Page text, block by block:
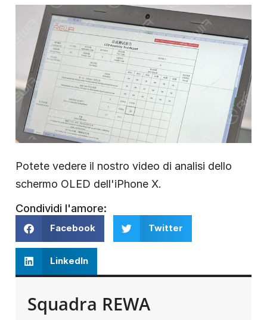
Potete vedere il nostro video di analisi dello
schermo OLED dell'iPhone X.
Condividi l'amore:
Facebook Twitter
LinkedIn
Squadra REWA